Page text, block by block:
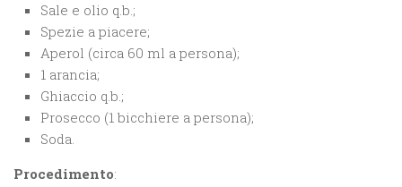
Sale e olio q.b.;
Spezie a piacere;
Aperol (circa 60 ml a persona);
1 arancia;
Ghiaccio q.b.;
Prosecco (1 bicchiere a persona);
Soda.
Procedimento: